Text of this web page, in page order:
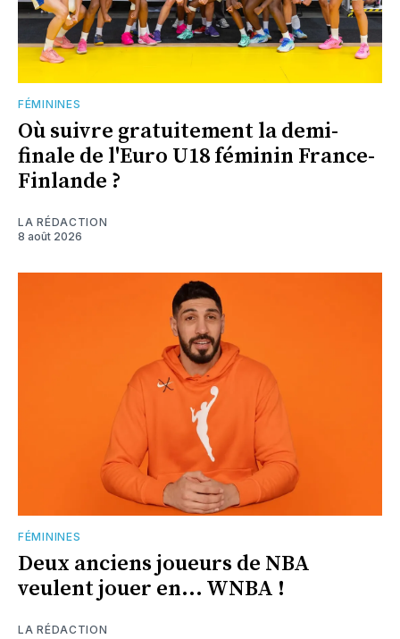
FÉMININES
Où suivre gratuitement la demi-
finale de l'Euro U18 féminin France-
Finlande ?
LA RÉDACTION
8 août 2026
FÉMININES
Deux anciens joueurs de NBA
veulent jouer en... WNBA !
LA RÉDACTION